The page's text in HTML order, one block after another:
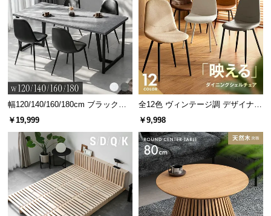
幅120/140/160/180cm ブラックフ
レーム ダイニング 大理石調 4人掛
￥19,999
全12色 ヴィンテージ調 デザイナー
ズシェルチェア
￥9,998